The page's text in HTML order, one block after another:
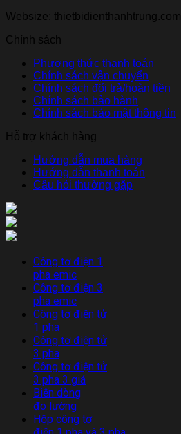
Websize: thietbidienthanhtrung.com
Chính sách
Phương thức thanh toán
Chính sách vận chuyển
Chính sách đổi trả/hoàn tiền
Chính sách bảo hành
Chính sách bảo mật thông tin
Hỗ trợ khách hàng
Hướng dẫn mua hàng
Hướng dẫn thanh toán
Câu hỏi thường gặp
Công tơ điện 1
pha emic
Công tơ điện 3
pha emic
Công tơ điện tử
1 pha
Công tơ điện tử
3 pha
Công tơ điện tử
3 pha 3 giá
Biến dòng
đo lường
Hộp công tơ